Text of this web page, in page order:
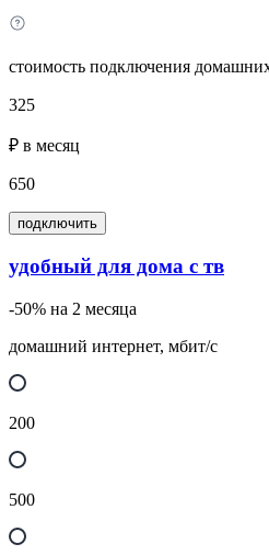
стоимость подключения
325
₽ в месяц
650
подключить
удобный для дома с тв
-50% на 2 месяца
домашний интернет, мбит/с
200
500